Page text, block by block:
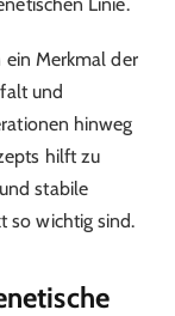
ein Merkmal der
und
hinweg
hilft zu
stabile
so wichtig sind.